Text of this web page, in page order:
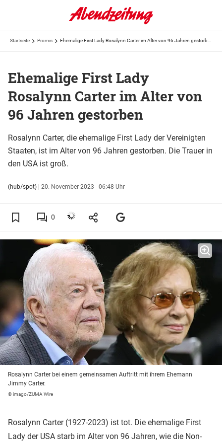
Startseite Promis
Ehemalige First Lady
Rosalynn Carter im Alter von
96 Jahren gestorben
Rosalynn Carter, die ehemalige First Lady der Vereinigten
Staaten, ist im Alter von 96 Jahren gestorben. Die Trauer in
den USA ist groß.
(hub/spot) | 20. November 2023 - 06:48 Uhr
0
Rosalynn Carter bei einem gemeinsamen Auftritt mit ihrem Ehemann
Jimmy Carter.
© imago/ZUMA Wire
Rosalynn Carter (1927-2023) ist tot. Die ehemalige First
Lady der USA starb im Alter von 96 Jahren, wie die Non-